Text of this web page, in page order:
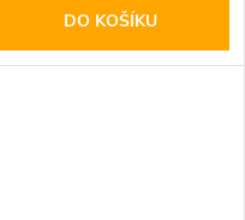
DO KOŠÍKU